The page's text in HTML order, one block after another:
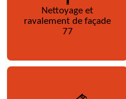
Nettoyage et
ravalement de façade
77